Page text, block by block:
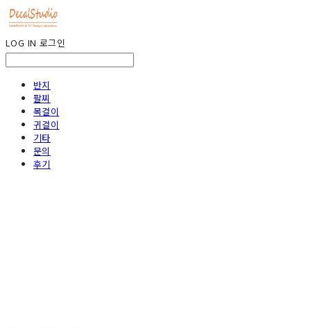
LOG IN 로그인
반지
팔찌
목걸이
귀걸이
기타
문의
후기